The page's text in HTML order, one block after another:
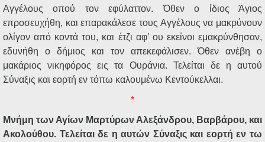
Αγγέλους οπού τον εφύλαττον. Όθεν ο ίδιος Άγιος
επροσευχήθη, και επαρακάλεσε τους Αγγέλους να μακρύνουν
ολίγον από κοντά του, και έτζι αφ’ ου εκείνοι εμακρύνθησαν,
εδυνήθη ο δήμιος και τον απεκεφάλισεν. Όθεν ανέβη ο
μακάριος νικηφόρος εις τα Ουράνια. Τελείται δε η αυτού
Σύναξις και εορτή εν τόπω καλουμένω Κεντούκελλαι.
*
Μνήμη των Αγίων Μαρτύρων Αλεξάνδρου, Βαρβάρου, και
Ακολούθου. Τελείται δε η αυτών Σύναξις και εορτή εν τω